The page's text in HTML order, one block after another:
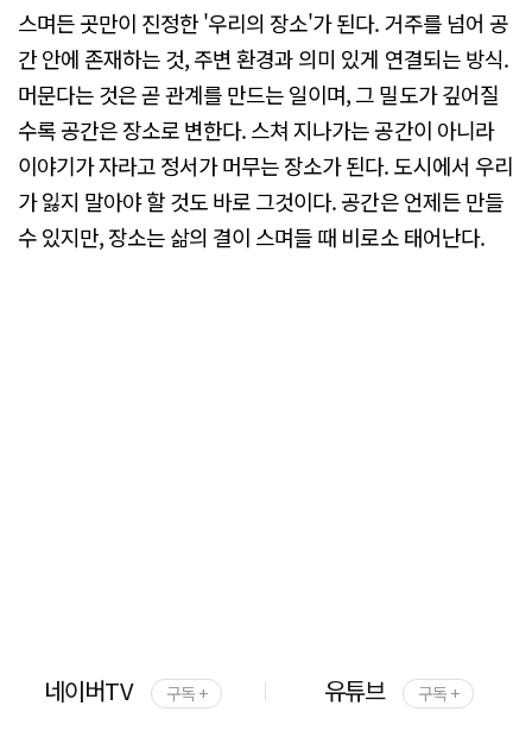
스며든 곳만이 진정한 '우리의 장소'가 된다. 거주를 넘어 공
간 안에 존재하는 것, 주변 환경과 의미 있게 연결되는 방식.
머문다는 것은 곧 관계를 만드는 일이며, 그 밀도가 깊어질
수록 공간은 장소로 변한다. 스쳐 지나가는 공간이 아니라
이야기가 자라고 정서가 머무는 장소가 된다. 도시에서 우리
가 잃지 말아야 할 것도 바로 그것이다. 공간은 언제든 만들
수 있지만, 장소는 삶의 결이 스며들 때 비로소 태어난다.
네이버TV 구독 + 유튜브 구독 +